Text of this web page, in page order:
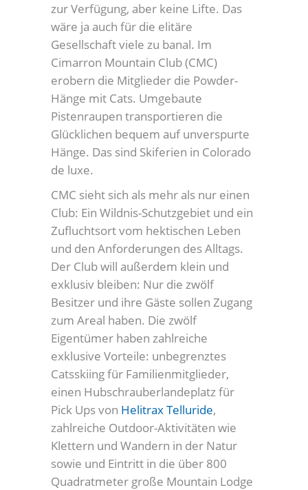
zur Verfügung, aber keine Lifte. Das
wäre ja auch für die elitäre
Gesellschaft viele zu banal. Im
Cimarron Mountain Club (CMC)
erobern die Mitglieder die Powder-
Hänge mit Cats. Umgebaute
Pistenraupen transportieren die
Glücklichen bequem auf unverspurte
Hänge. Das sind Skiferien in Colorado
de luxe.
CMC sieht sich als mehr als nur einen
Club: Ein Wildnis-Schutzgebiet und ein
Zufluchtsort vom hektischen Leben
und den Anforderungen des Alltags.
Der Club will außerdem klein und
exklusiv bleiben: Nur die zwölf
Besitzer und ihre Gäste sollen Zugang
zum Areal haben. Die zwölf
Eigentümer haben zahlreiche
exklusive Vorteile: unbegrenztes
Catsskiing für Familienmitglieder,
einen Hubschrauberlandeplatz für
Pick Ups von Helitrax Telluride,
zahlreiche Outdoor-Aktivitäten wie
Klettern und Wandern in der Natur
sowie und Eintritt in die über 800
Quadratmeter große Mountain Lodge